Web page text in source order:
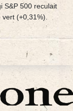
S&P 500 reculait
(+0,31%).